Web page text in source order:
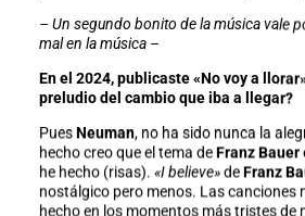
– Un segundo bonito de la música vale
mal en la música –
En el 2024, publicaste «No voy a
preludio del cambio que iba a llegar?
Pues Neuman, no ha sido nunca la
hecho creo que el tema de Franz Bauer
he hecho (risas). «I believe»de Franz
nostálgico pero menos. Las canciones
hecho en los momentos más tristes de